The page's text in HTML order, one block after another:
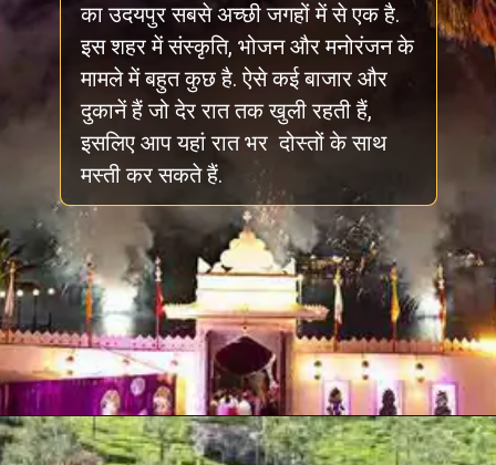
का उदयपुर सबसे अच्छी जगहों में से एक है.
इस शहर में संस्कृति, भोजन और मनोरंजन के
मामले में बहुत कुछ है. ऐसे कई बाजार और
दुकानें हैं जो देर रात तक खुली रहती हैं,
इसलिए आप यहां रात भर दोस्तों के साथ
मस्ती कर सकते हैं.